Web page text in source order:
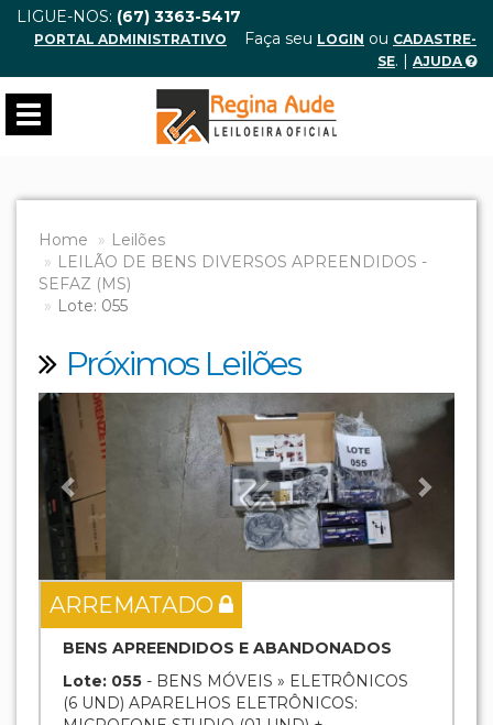
LIGUE-NOS: (67) 3363-5417
PORTAL ADMINISTRATIVO Faça seu LOGIN ou CADASTRE-
SE. | AJUDA
Toggle
navigation
Home
Leilões
LEILÃO DE BENS DIVERSOS APREENDIDOS -
SEFAZ (MS)
Lote: 055
Próximos Leilões
Previous Next
ARREMATADO
BENS APREENDIDOS E ABANDONADOS
Lote: 055 - BENS MÓVEIS » ELETRÔNICOS
(6 UND) APARELHOS ELETRÔNICOS: